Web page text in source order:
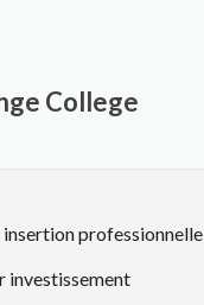
College
insertion professionnelle
investissement